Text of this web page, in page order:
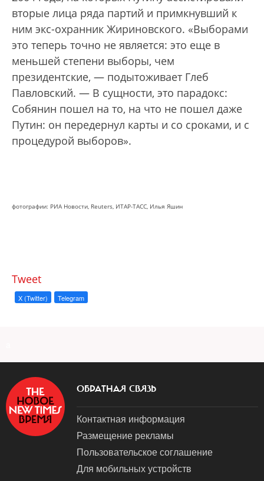
вторые лица ряда партий и примкнувший к
ним экс-охранник Жириновского. «Выборами
это теперь точно не является: это еще в
меньшей степени выборы, чем
президентские, — подытоживает Глеб
Павловский. — В сущности, это парадокс:
Собянин пошел на то, на что не пошел даже
Путин: он передернул карты и со сроками, и с
процедурой выборов».
фотографии: РИА Новости, Reuters, ИТАР-ТАСС, Илья Яшин
Tweet
X (Twitter) Telegram
ОБРАТНАЯ СВЯЗЬ
Контактная информация
Размещение рекламы
Пользовательское соглашение
Для мобильных устройств